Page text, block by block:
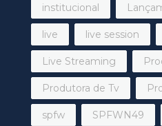
institucional
live live session
Live Streaming
Produtora de Tv
spfw SPFWN49